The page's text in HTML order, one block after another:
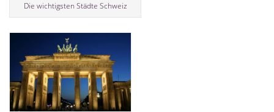
Die wichtigsten Städte Schweiz